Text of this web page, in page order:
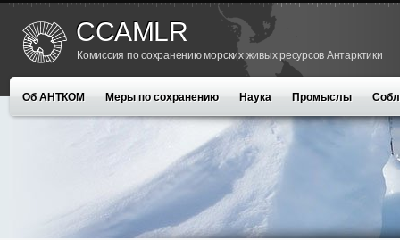
CCAMLR
Комиссия по сохранению морских живых ресурсов Антарктики
Об АНТКОМ Меры по сохранению Наука Промыслы